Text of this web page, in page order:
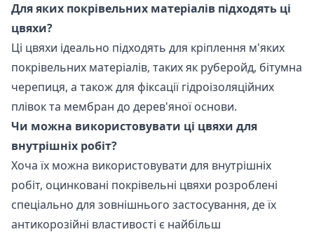
Для яких покрівельних матеріалів підходять ці
цвяхи?
Ці цвяхи ідеально підходять для кріплення м'яких
покрівельних матеріалів, таких як руберойд, бітумна
черепиця, а також для фіксації гідроізоляційних
плівок та мембран до дерев'яної основи.
Чи можна використовувати ці цвяхи для
внутрішніх робіт?
Хоча їх можна використовувати для внутрішніх
робіт, оцинковані покрівельні цвяхи розроблені
спеціально для зовнішнього застосування, де їх
антикорозійні властивості є найбільш